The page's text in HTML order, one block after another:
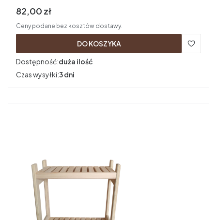
Cena brutto
82,00 zł
Ceny podane bez kosztów dostawy.
DO KOSZYKA
Dostępność:duża ilość
Czas wysyłki:3 dni